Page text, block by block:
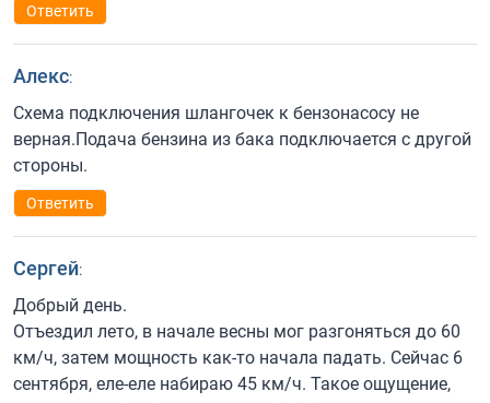
Ответить
Алекс:
Схема подключения шлангочек к бензонасосу не
верная.Подача бензина из бака подключается с другой
стороны.
Ответить
Сергей:
Добрый день.
Отъездил лето, в начале весны мог разгоняться до 60
км/ч, затем мощность как-то начала падать. Сейчас 6
сентября, еле-еле набираю 45 км/ч. Такое ощущение,